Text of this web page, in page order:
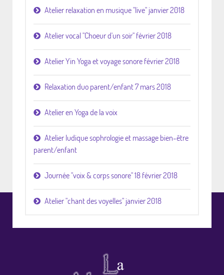
Atelier relaxation en musique "live" janvier 2018
Atelier vocal "Choeur d'un soir" février 2018
Atelier Yin Yoga et voyage sonore février 2018
Relaxation duo parent/enfant 7 mars 2018
Atelier en Yoga de la voix
Atelier ludique sophrologie et massage bien-être
parent/enfant
Journée "voix & corps sonore" 18 février 2018
Atelier "chant des voyelles" janvier 2018